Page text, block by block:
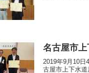
名古屋市
2019年9月10
古屋市上下水